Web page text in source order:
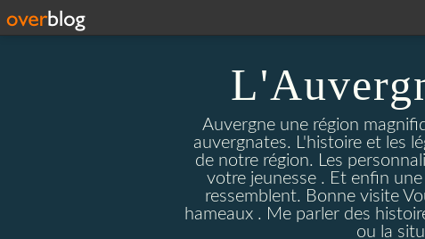
Auvergne une région
auvergnates. L'histoire et les
de notre région. Les
votre jeunesse . Et enfin
ressemblent. Bonne visite
hameaux . Me parler des
ou la